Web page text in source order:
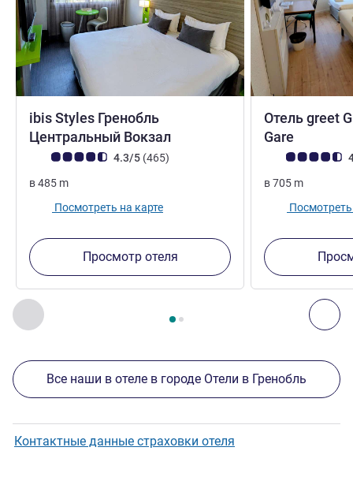
Назад - Другие отели поблизости
Страница , Другие отели поблизости 1 :, Другие
ibis Styles Гренобль
Центральный Вокзал
Примечание: отзывы клиентов (Рейтинг ALL)
4.3/5 (465Отзывов
)
в485 m
Посмотреть на карте
Просмотр отеля
Отель greet
Gare
Примечание:
в705 m
Посмотреть
Все наши в отеле в городе Отели в Гренобль
Контактные данные страховки отеля